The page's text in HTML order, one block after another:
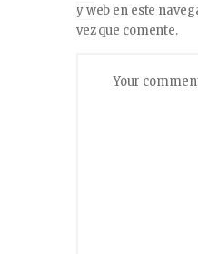
y web en este
vez que comente.